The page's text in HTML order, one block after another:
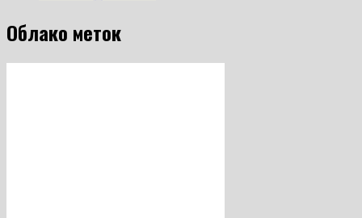
Облако меток